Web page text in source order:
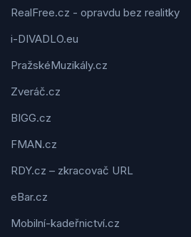
RealFree.cz - opravdu bez realitky
i-DIVADLO.eu
PražskéMuzikály.cz
Zveráč.cz
BIGG.cz
FMAN.cz
RDY.cz – zkracovač URL
eBar.cz
Mobilní-kadeřnictví.cz